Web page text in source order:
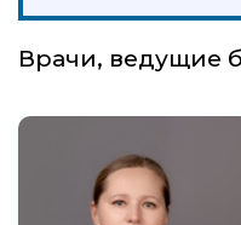
Врачи, ведущие